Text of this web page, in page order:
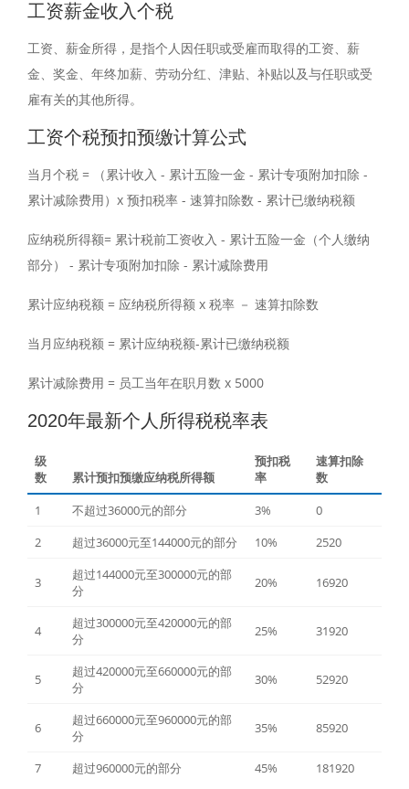
工资薪金收入个税
工资、薪金所得，是指个人因任职或受雇而取得的工资、薪
金、奖金、年终加薪、劳动分红、津贴、补贴以及与任职或受
雇有关的其他所得。
工资个税预扣预缴计算公式
当月个税 = （累计收入 - 累计五险一金 - 累计专项附加扣除 -
累计减除费用）x 预扣税率 - 速算扣除数 - 累计已缴纳税额
应纳税所得额= 累计税前工资收入 - 累计五险一金（个人缴纳
部分） - 累计专项附加扣除 - 累计减除费用
累计应纳税额 = 应纳税所得额 x 税率 － 速算扣除数
当月应纳税额 = 累计应纳税额-累计已缴纳税额
累计减除费用 = 员工当年在职月数 x 5000
2020年最新个人所得税税率表
级
数
累计预扣预缴应纳税所得额
预扣税
率
速算扣除
数
1
不超过36000元的部分 3%
0
2
超过36000元至144000元的部分 10% 2520
3
超过144000元至300000元的部
分
20% 16920
4
超过300000元至420000元的部
分
25% 31920
5
超过420000元至660000元的部
分
30% 52920
6
超过660000元至960000元的部
分
35% 85920
7 超过960000元的部分 45% 181920